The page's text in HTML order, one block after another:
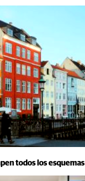
todos los esquemas